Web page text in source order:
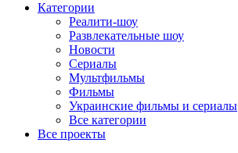
Категории
Реалити-шоу
Развлекательные шоу
Новости
Сериалы
Мультфильмы
Фильмы
Украинские фильмы и сериалы
Все категории
Все проекты